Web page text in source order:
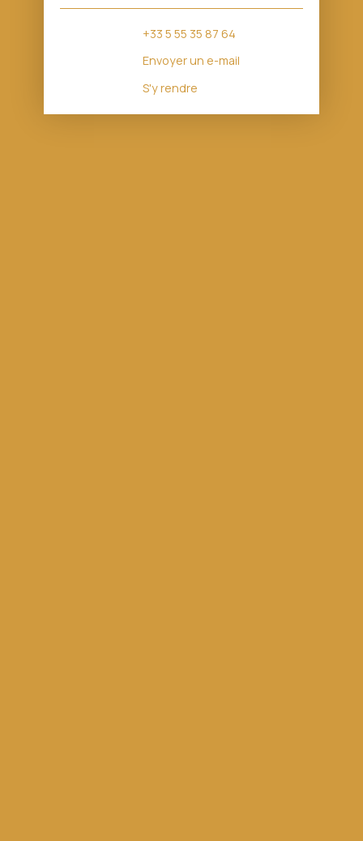
+33 5 55 35 87 64
Envoyer un e-mail
S'y rendre